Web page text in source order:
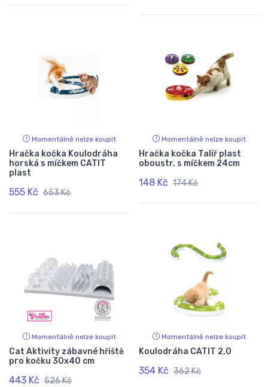
Momentálně nelze koupit
Hračka kočka Koulodráha
horská s míčkem CATIT
plast
555 Kč 653 Kč
Momentálně nelze koupit
Hračka kočka Talíř plast
oboustr. s míčkem 24cm
148 Kč 174 Kč
Momentálně nelze koupit
Cat Aktivity zábavné hřiště
pro kočku 30x40 cm
443 Kč 526 Kč
Momentálně nelze koupit
Koulodráha CATIT 2,0
354 Kč 362 Kč